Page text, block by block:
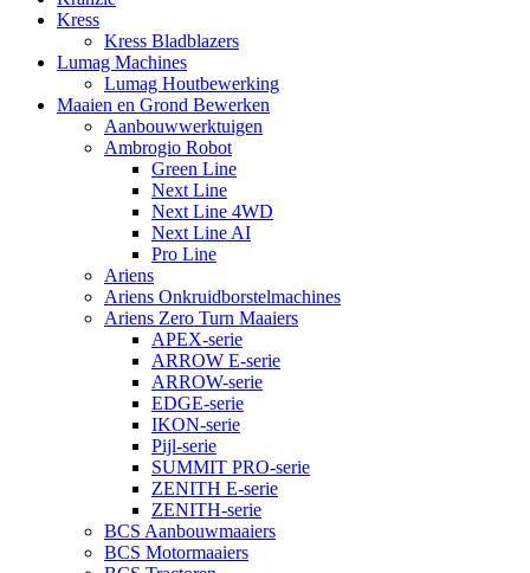
Kress
Kress Bladblazers
Lumag Machines
Lumag Houtbewerking
Maaien en Grond Bewerken
Aanbouwwerktuigen
Ambrogio Robot
Green Line
Next Line
Next Line 4WD
Next Line AI
Pro Line
Ariens
Ariens Onkruidborstelmachines
Ariens Zero Turn Maaiers
APEX-serie
ARROW E-serie
ARROW-serie
EDGE-serie
IKON-serie
Pijl-serie
SUMMIT PRO-serie
ZENITH E-serie
ZENITH-serie
BCS Aanbouwmaaiers
BCS Motormaaiers